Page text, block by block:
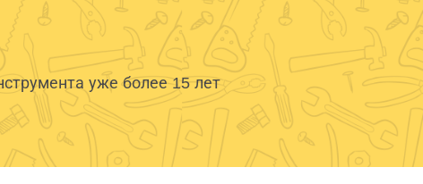
уже более 15 лет